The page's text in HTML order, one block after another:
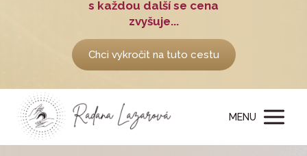
s každou další se cena
zvyšuje...
Chci vykročit na tuto cestu
MENU